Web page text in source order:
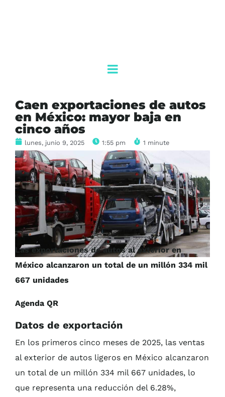
Caen exportaciones de autos
en México: mayor baja en
cinco años
lunes, junio 9, 2025 1:55 pm 1 minute
Las exportaciones de autos al exterior en
México alcanzaron un total de un millón 334 mil
667 unidades
Agenda QR
Datos de exportación
En los primeros cinco meses de 2025, las ventas
al exterior de autos ligeros en México alcanzaron
un total de un millón 334 mil 667 unidades, lo
que representa una reducción del 6.28%,